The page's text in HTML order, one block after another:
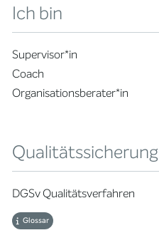
Ich bin
Supervisor*in
Coach
Organisationsberater*in
Qualitätssicherung
DGSv Qualitätsverfahren
Glossar